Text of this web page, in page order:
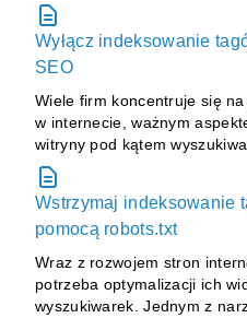
Wyłącz indeksowanie
SEO
Wiele firm koncentruje się
w internecie, ważnym
witryny pod kątem
Wstrzymaj indeksowanie
pomocą robots.txt
Wraz z rozwojem stron
potrzeba optymalizacji ich
wyszukiwarek. Jednym z